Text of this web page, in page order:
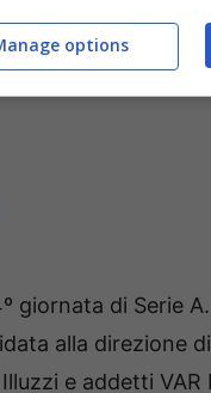
giornata di Serie
alla direzione di
e addetti VAR
options